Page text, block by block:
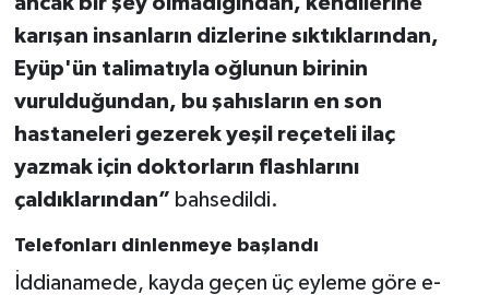
karışan insanların dizlerine sıktıklarından,
Eyüp'ün talimatıyla oğlunun birinin
vurulduğundan, bu şahısların en son
hastaneleri gezerek yeşil reçeteli ilaç
yazmak için doktorların flashlarını
çaldıklarından” bahsedildi.
Telefonları dinlenmeye başlandı
İddianamede, kayda geçen üç eyleme göre e-